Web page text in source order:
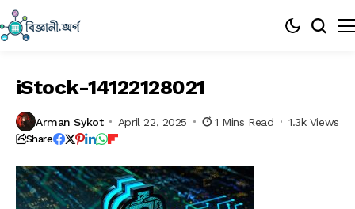
iStock-14122128021
Arman Sykot April 22, 2025 1 Mins Read 1.3k Views
Share